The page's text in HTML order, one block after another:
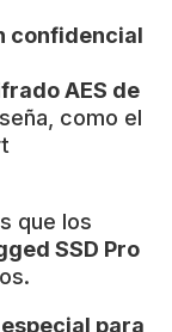
confidencial
AES de
como el
que los
SSD Pro
para